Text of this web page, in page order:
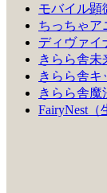
モバイル顕
ちっちゃア
ディヴァイ
きらら舎未
きらら舎キ
きらら舎魔
FairyNest（